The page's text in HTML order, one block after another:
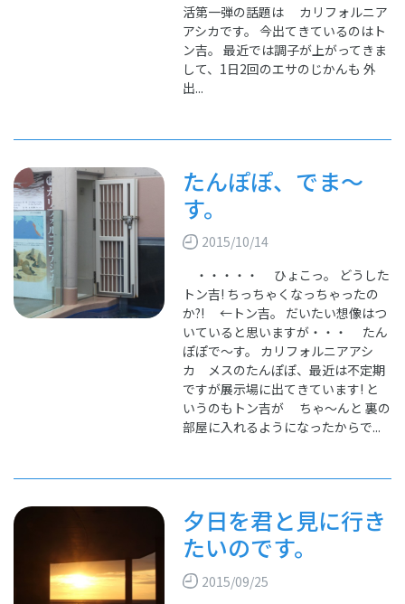
活第一弾の話題は カリフォルニア
アシカです。 今出てきているのはト
ン吉。 最近では調子が上がってきま
して、1日2回のエサのじかんも 外
出...
たんぽぽ、でま～
す。
2015/10/14
・・・・・ ひょこっ。 どうした
トン吉! ちっちゃくなっちゃったの
か?! ←トン吉。 だいたい想像はつ
いていると思いますが・・・ たん
ぽぽで～す。 カリフォルニアアシ
カ メスのたんぽぽ、最近は不定期
ですが展示場に出てきています! と
いうのもトン吉が ちゃ～んと 裏の
部屋に入れるようになったからで...
夕日を君と見に行き
たいのです。
2015/09/25